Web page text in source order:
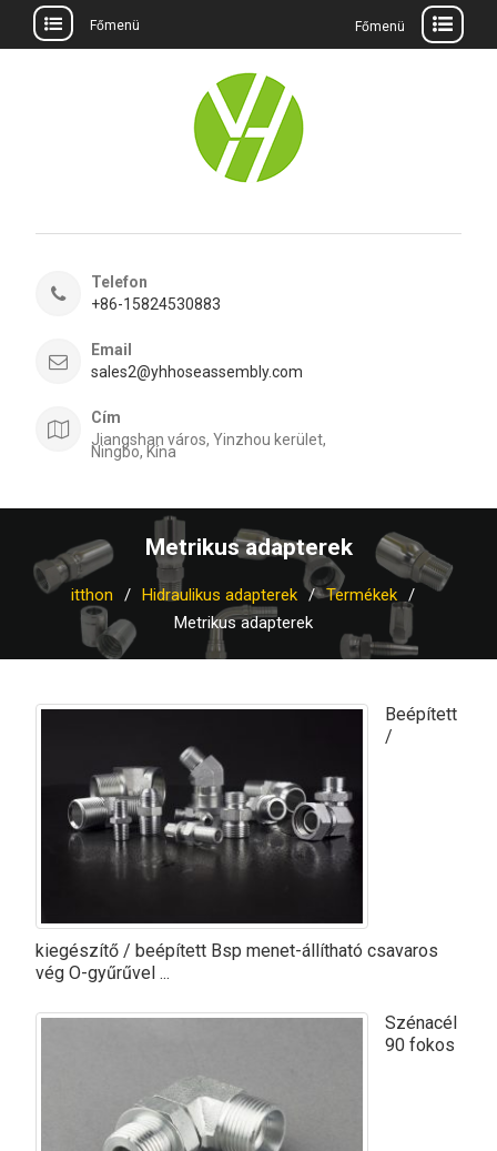
Főmenü Főmenü
Telefon
+86-15824530883
Email
sales2@yhhoseassembly.com
Cím
Jiangshan város, Yinzhou kerület,
Ningbo, Kína
Metrikus adapterek
itthon Hidraulikus adapterek
Termékek
Metrikus adapterek
Beépített
/
kiegészítő / beépített Bsp menet-állítható csavaros
vég O-gyűrűvel ...
Szénacél
90 fokos